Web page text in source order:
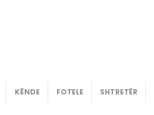
KËNDE FOTELE SHTRETËR